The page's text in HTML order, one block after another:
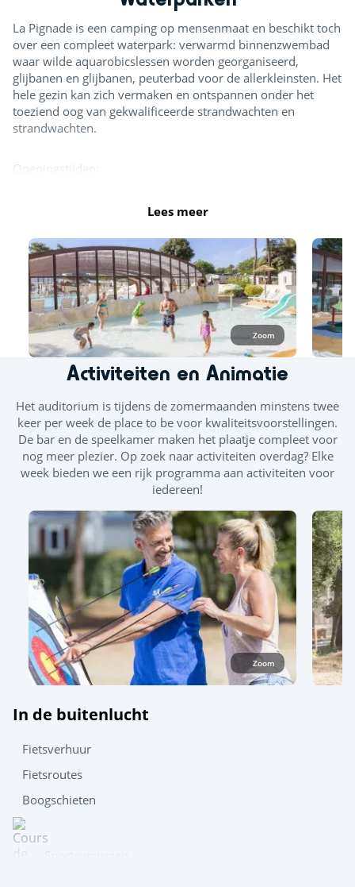
La Pignade is een camping op mensenmaat en beschikt toch
over een compleet waterpark: verwarmd binnenzwembad
waar wilde aquarobicslessen worden georganiseerd,
glijbanen en glijbanen, peuterbad voor de allerkleinsten. Het
hele gezin kan zich vermaken en ontspannen onder het
toeziend oog van gekwalificeerde strandwachten en
strandwachten.
Openingstijden:
Juli - augustus: 10.15 uur tot 19.30 uur
Let op: alle kinderen van 0-4 jaar zijn verplicht om
zwemluiers te dragen om toegang te krijgen tot de
zwembaden. In juli en augustus is het gehele zwemgedeelte
geopend. De glijbanen en het splashgedeelte zijn geopend
vanaf half mei, terwijl er de rest van het seizoen minimaal 1
zwembad geopend is.
Rodel- en glijbanen
Verwarmd binnenzwembad
Buitenzwembad
Splashzone - Kinderspelletjes
Lees meer
Zoom
Activiteiten en Animatie
Het auditorium is tijdens de zomermaanden minstens twee
keer per week de place to be voor kwaliteitsvoorstellingen.
De bar en de speelkamer maken het plaatje compleet voor
nog meer plezier. Op zoek naar activiteiten overdag? Elke
week bieden we een rijk programma aan activiteiten voor
iedereen!
Zoom
In de buitenlucht
Fietsverhuur
Fietsroutes
Boogschieten